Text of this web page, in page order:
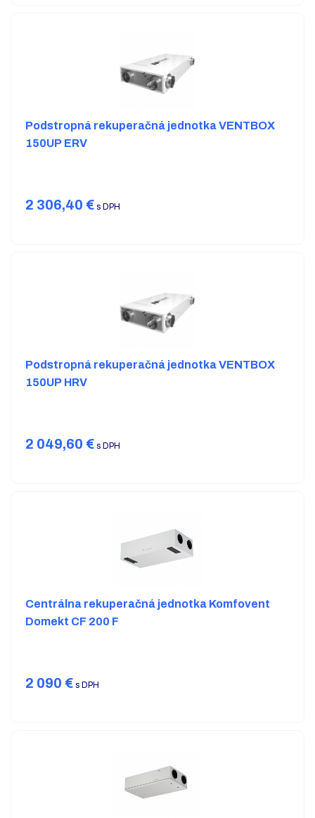
Podstropná rekuperačná jednotka VENTBOX
150UP ERV
2 306,40 € s DPH
Podstropná rekuperačná jednotka VENTBOX
150UP HRV
2 049,60 € s DPH
Centrálna rekuperačná jednotka Komfovent
Domekt CF 200 F
2 090 € s DPH